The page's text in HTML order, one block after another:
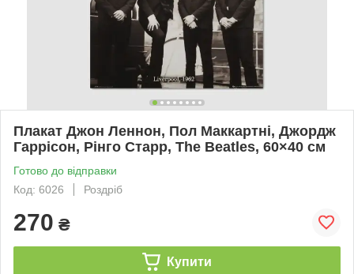
Плакат Джон Леннон, Пол Маккартні, Джордж
Гаррісон, Рінго Старр, The Beatles, 60×40 см
Готово до відправки
Код: 6026
Роздріб
270 ₴
Купити